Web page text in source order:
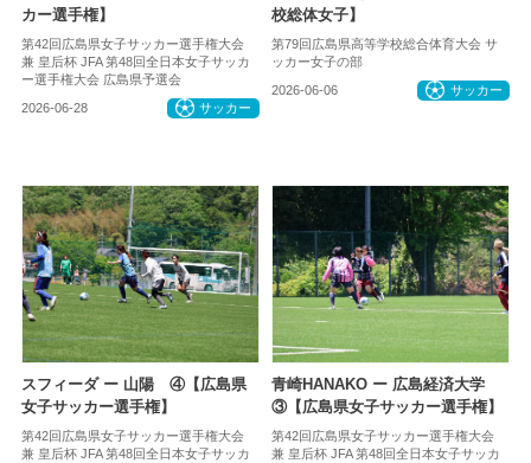
カー選手権】
第42回広島県女子サッカー選手権大会
兼 皇后杯 JFA 第48回全日本女子サッカ
ー選手権大会 広島県予選会
2026-06-28 サッカー
校総体女子】
第79回広島県高等学校総合体育大会 サ
ッカー女子の部
2026-06-06 サッカー
スフィーダ ー 山陽 ④【広島県
女子サッカー選手権】
第42回広島県女子サッカー選手権大会
兼 皇后杯 JFA 第48回全日本女子サッカ
青崎HANAKO ー 広島経済大学
③【広島県女子サッカー選手権】
第42回広島県女子サッカー選手権大会
兼 皇后杯 JFA 第48回全日本女子サッカ